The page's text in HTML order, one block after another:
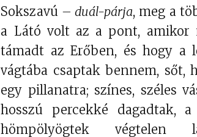
Sokszavú – duál-párja, meg a
a Látó volt az a pont, amikor
támadt az Erőben, és hogy a
vágtába csaptak bennem, sőt,
egy pillanatra; színes, széles
hosszú percekké dagadtak,
hömpölyögtek végtelen